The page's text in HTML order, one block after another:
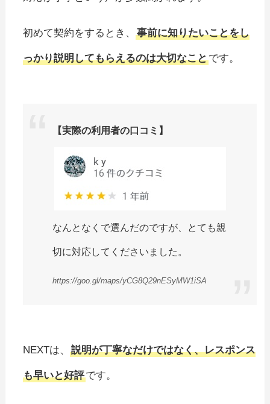
初めて契約をするとき、事前に知りたいことをし
っかり説明してもらえるのは大切なことです。
【実際の利用者の口コミ】
なんとなくで選んだのですが、とても親
切に対応してくださいました。
https://goo.gl/maps/yCG8Q29nESyMW1iSA
NEXTは、説明が丁寧なだけではなく、レスポンス
も早いと好評です。